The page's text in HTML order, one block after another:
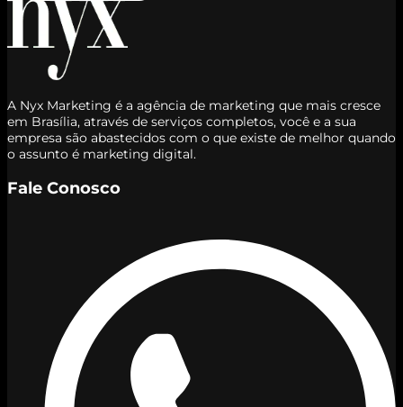
A Nyx Marketing é a agência de marketing que mais cresce
em Brasília, através de serviços completos, você e a sua
empresa são abastecidos com o que existe de melhor quando
o assunto é marketing digital.
Fale Conosco